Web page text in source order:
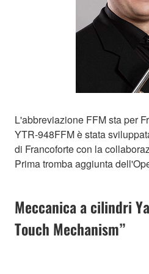
L'abbreviazione FFM sta per
YTR-948FFM è stata
di Francoforte con la
Prima tromba aggiunta
Meccanica a cilindri
Touch Mechanism”